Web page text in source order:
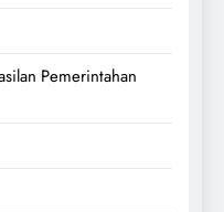
Pemerintahan